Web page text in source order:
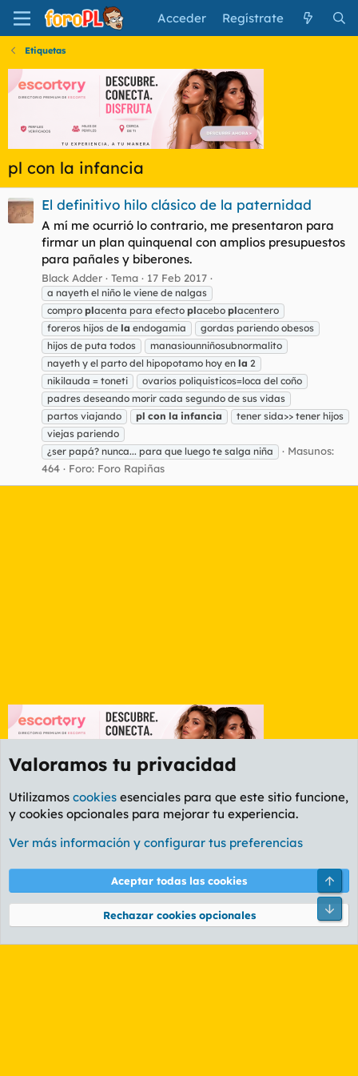
Acceder Regístrate
Etiquetas
pl con la infancia
El definitivo hilo clásico de la paternidad
A mí me ocurrió lo contrario, me presentaron para
firmar un plan quinquenal con amplios presupuestos
para pañales y biberones.
Black Adder Tema 17 Feb 2017
a nayeth el niño le viene de nalgas
compro placenta para efecto placebo placentero
foreros hijos de la endogamia
gordas pariendo obesos
hijos de puta todos
manasiounniñosubnormalito
nayeth y el parto del hipopotamo hoy en la 2
nikilauda = toneti
ovarios poliquisticos=loca del coño
padres deseando morir cada segundo de sus vidas
partos viajando
pl con la infancia
tener sida>> tener hijos
viejas pariendo
¿ser papá? nunca... para que luego te salga niña
Masunos:
464
Foro: Foro Rapiñas
Etiquetas
Cookies
PL OLDSTYLE AMARILLO
Términos y reglas Política de privacidad Ayuda
Community platform by XenForo® © 2010-2026 XenForo Ltd.
Valoramos tu privacidad
Utilizamos cookies esenciales para que este sitio funcione,
y cookies opcionales para mejorar tu experiencia.
Ver más información y configurar tus preferencias
Aceptar todas las cookies
Rechazar cookies opcionales
Pie